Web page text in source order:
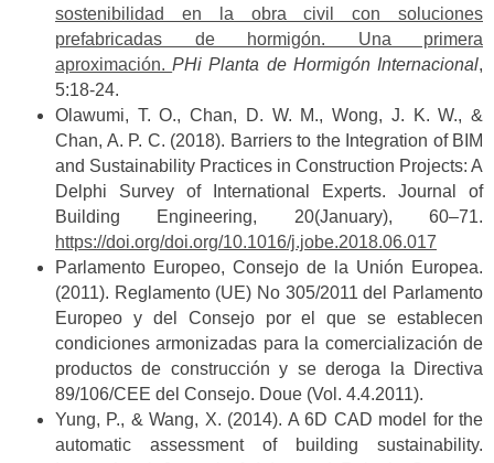
sostenibilidad en la obra civil con soluciones
prefabricadas de hormigón. Una primera
aproximación.PHi Planta de Hormigón Internacional,
5:18-24.
Olawumi, T. O., Chan, D. W. M., Wong, J. K. W., &
Chan, A. P. C. (2018). Barriers to the Integration of BIM
and Sustainability Practices in Construction Projects: A
Delphi Survey of International Experts. Journal of
Building Engineering, 20(January), 60–71.
https://doi.org/doi.org/10.1016/j.jobe.2018.06.017
Parlamento Europeo, Consejo de la Unión Europea.
(2011). Reglamento (UE) No 305/2011 del Parlamento
Europeo y del Consejo por el que se establecen
condiciones armonizadas para la comercialización de
productos de construcción y se deroga la Directiva
89/106/CEE del Consejo. Doue (Vol. 4.4.2011).
Yung, P., & Wang, X. (2014). A 6D CAD model for the
automatic assessment of building sustainability.